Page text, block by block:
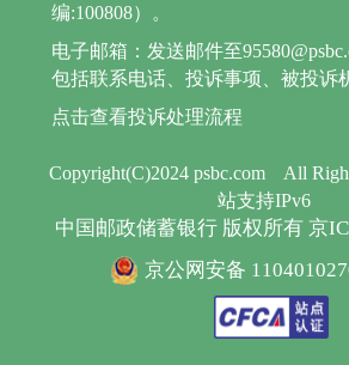
Copyright(C)2024 psbc.com All
站支持IPv6
中国邮政储蓄银行 版权所有 京
京公网安备
编:100808）。
电子邮箱：发送邮件至
包括联系电话、投诉事项、被投诉
点击查看投诉处理流程